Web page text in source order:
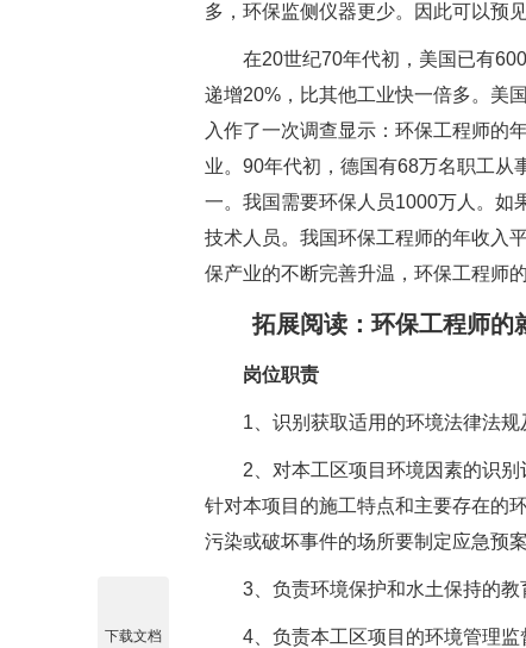
多，环保监侧仪器更少。因此可以预
在20世纪70年代初，美国已有600
递增20%，比其他工业快一倍多。美
入作了一次调查显示：环保工程师的
业。90年代初，德国有68万名职工从
一。我国需要环保人员1000万人。如
技术人员。我国环保工程师的年收入
保产业的不断完善升温，环保工程师
拓展阅读：环保工程师的
岗位职责
1、识别获取适用的环境法律法规
2、对本工区项目环境因素的识别
针对本项目的施工特点和主要存在的
污染或破坏事件的场所要制定应急预案
3、负责环境保护和水土保持的教
4、负责本工区项目的环境管理监
下载文档